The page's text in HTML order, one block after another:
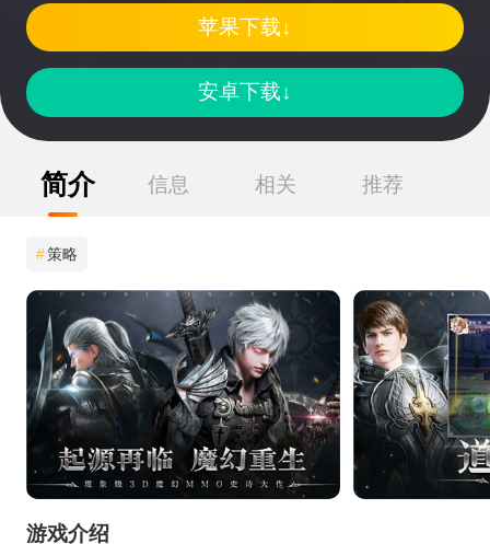
安卓下载↓
苹果下载↓
简介 信息 相关 推荐
#策略
游戏介绍